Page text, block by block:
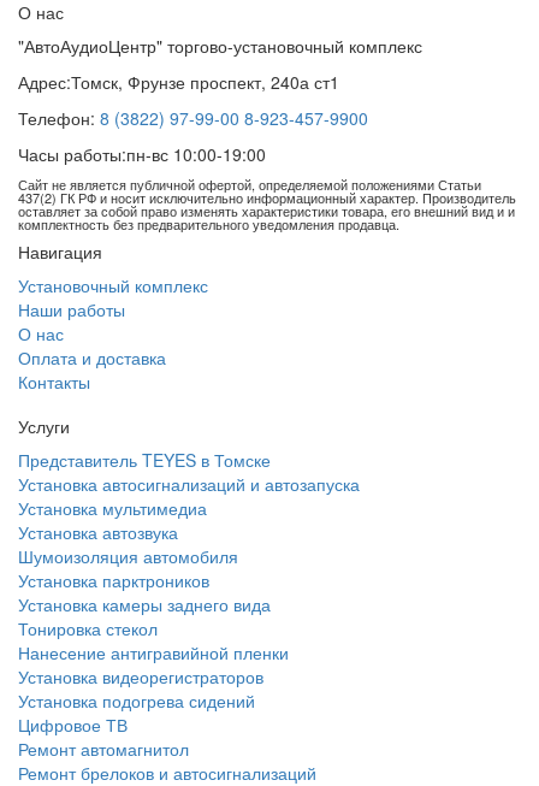
О нас
"АвтоАудиоЦентр" торгово-установочный комплекс
Адрес:Томск, Фрунзе проспект, 240а ст1
Телефон: 8 (3822) 97-99-00 8-923-457-9900
Часы работы:пн-вс 10:00-19:00
Сайт не является публичной офертой, определяемой положениями Статьи
437(2) ГК РФ и носит исключительно информационный характер. Производитель
оставляет за собой право изменять характеристики товара, его внешний вид и и
комплектность без предварительного уведомления продавца.
Навигация
Установочный комплекс
Наши работы
О нас
Оплата и доставка
Контакты
Услуги
Представитель TEYES в Томске
Установка автосигнализаций и автозапуска
Установка мультимедиа
Установка автозвука
Шумоизоляция автомобиля
Установка парктроников
Установка камеры заднего вида
Тонировка стекол
Нанесение антигравийной пленки
Установка видеорегистраторов
Установка подогрева сидений
Цифровое ТВ
Ремонт автомагнитол
Ремонт брелоков и автосигнализаций